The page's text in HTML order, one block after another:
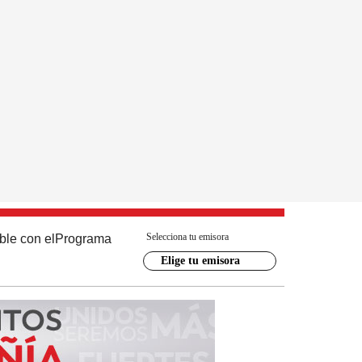
con el Programa Selecciona tu emisora
Elige tu emisora